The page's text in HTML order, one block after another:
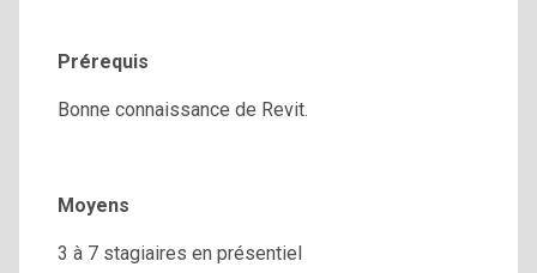
Prérequis
Bonne connaissance de Revit.
Moyens
3 à 7 stagiaires en présentiel